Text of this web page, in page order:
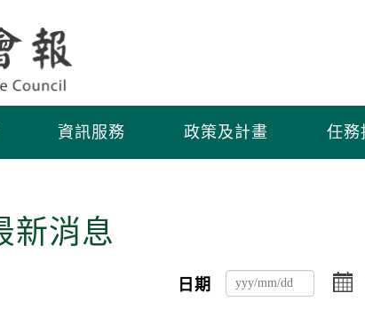
資訊服務 政策及計畫 任務
新消息
日期